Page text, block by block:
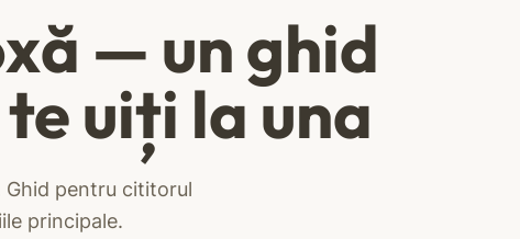
— un ghid
uiți la una
pentru cititorul
principale.